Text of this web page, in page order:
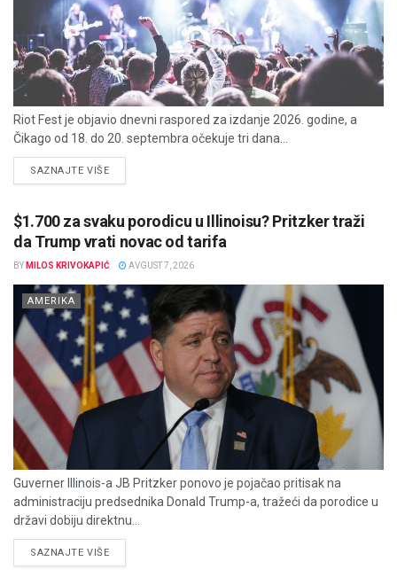
Riot Fest je objavio dnevni raspored za izdanje 2026. godine, a
Čikago od 18. do 20. septembra očekuje tri dana...
SAZNAJTE VIŠEDETAILS
$1.700 za svaku porodicu u Illinoisu? Pritzker traži
da Trump vrati novac od tarifa
BY MILOS KRIVOKAPIĆ AVGUST 7, 2026
AMERIKA
Guverner Illinois-a JB Pritzker ponovo je pojačao pritisak na
administraciju predsednika Donald Trump-a, tražeći da porodice u
državi dobiju direktnu...
SAZNAJTE VIŠEDETAILS